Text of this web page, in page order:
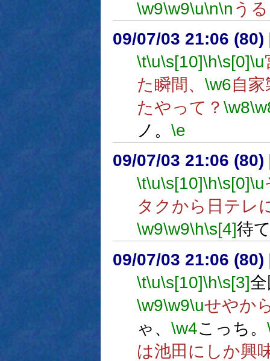
\w9\w9\u\n\n う
09/07/03 21:06 (80)
\t\u\s[10]\h\s[0]\u
た瞬間、 \w6自
たやって？ \w8
ノ。 \e
09/07/03 21:06 (80)
\t\u\s[10]\h\s[0]\u
タクから日テレ
\w9\w9\h\s[4]待
09/07/03 21:06 (80)
\t\u\s[10]\h\s[3]
\w9\w9\uせやか
ゃ、 \w4こっち。
は池田にしか興